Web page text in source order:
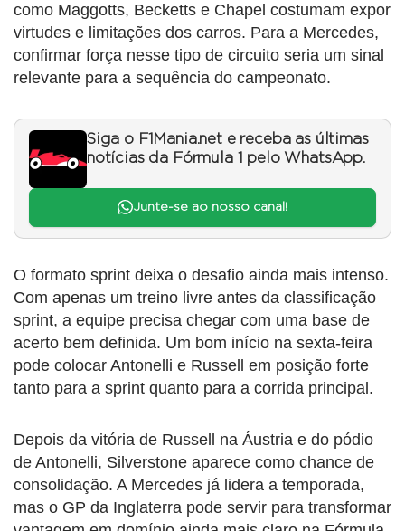
como Maggotts, Becketts e Chapel costumam expor
virtudes e limitações dos carros. Para a Mercedes,
confirmar força nesse tipo de circuito seria um sinal
relevante para a sequência do campeonato.
Siga o F1Mania.net e receba as últimas
notícias da Fórmula 1 pelo WhatsApp.
Junte-se ao nosso canal!
O formato sprint deixa o desafio ainda mais intenso.
Com apenas um treino livre antes da classificação
sprint, a equipe precisa chegar com uma base de
acerto bem definida. Um bom início na sexta-feira
pode colocar Antonelli e Russell em posição forte
tanto para a sprint quanto para a corrida principal.
Depois da vitória de Russell na Áustria e do pódio
de Antonelli, Silverstone aparece como chance de
consolidação. A Mercedes já lidera a temporada,
mas o GP da Inglaterra pode servir para transformar